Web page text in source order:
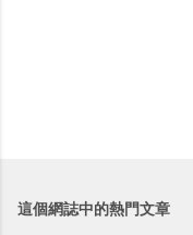
這個網誌中的熱門文章